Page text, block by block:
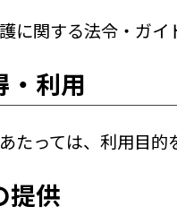
に関する法令・ガ
・利用
たっては、利用目的
提供